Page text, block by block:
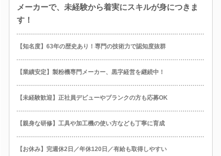
メーカーで、未経験から着実にスキルが身につきま
す！
【知名度】63年の歴史あり！専門の技術力で認知度抜群
【業績安定】製粉機専門メーカー、黒字経営を継続中！
【未経験歓迎】正社員デビューやブランクの方も応募OK
【親身な研修】工具や加工機の使い方なども丁寧に育成
【お休み】完週休2日／年休120日／有給も取得しやすい